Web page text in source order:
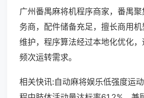
广州番禺麻将机程序商家，番禺
务商，配件储备充足，擅长商用
维护，程序算法经过本地化优化
频次运转需求。
相关快讯:自动麻将娱乐低强度运